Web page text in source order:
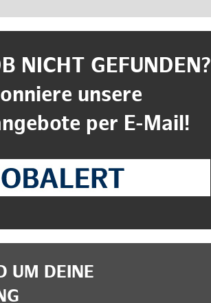
NICHT GEFUNDEN?
unsere
per E-Mail!
UM DEINE